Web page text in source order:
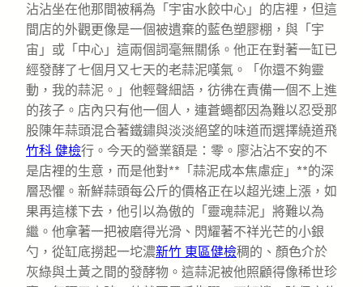
沾沾坐在他那間被稱為「宇宙水餃中心」的店裡，但這
間店的外觀更像是一個被遺棄的藍色塑膠棚，與「宇
宙」或「中心」這兩個詞毫無關係。他正在對著一缸已
經發酵了七個月又七天的老蒜泥嘆氣。「你還不夠靈
動，我的蒜泥。」他輕聲細語，彷彿在責備一個不上進
的孩子。店內只有他一個人，連蒼蠅都因為難以忍受那
股陳年蒜頭混合著鐵鏽與淡淡絕望的味道而選擇繞道飛
竹科 健檢行。今天的營業額是：零。廖沾沾不安的不
是店裡的生意，而是他對**「蒜泥成本焦慮症」**的深
層恐懼。新鮮蒜頭每公斤的價格正在以超光速上漲，如
果再這樣下去，他引以為傲的「靈魂蒜泥」將難以為
繼。他拿著一把被磨得光滑、閃耀著不祥光芒的小銀
勺，從缸底撈起一坨濃新竹 東區健檢稠的、顏色介於
灰綠與土黃之間的發酵物。這蒜泥被他照顧得像稀世珍